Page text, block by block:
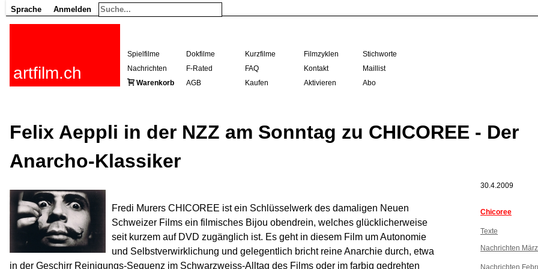
Sprache Anmelden
artfilm.ch
Spielfilme Dokfilme Kurzfilme Filmzyklen
Stichworte
Nachrichten
F-Rated FAQ Kontakt
Maillist
Warenkorb
AGB Kaufen Aktivieren Abo
Felix Aeppli in der NZZ am Sonntag zu CHICOREE - Der
Anarcho-Klassiker
30.4.2009
Chicoree
Texte
Nachrichten
Nachrichten
Fredi Murers CHICOREE ist ein Schlüsselwerk des damaligen Neuen
Schweizer Films ein filmisches Bijou obendrein, welches glücklicherweise
seit kurzem auf DVD zugänglich ist. Es geht in diesem Film um Autonomie
und Selbstverwirklichung und gelegentlich bricht reine Anarchie durch, etwa
in der Geschirr Reinigungs-Sequenz im Schwarzweiss-Alltag des Films oder im farbig gedrehten